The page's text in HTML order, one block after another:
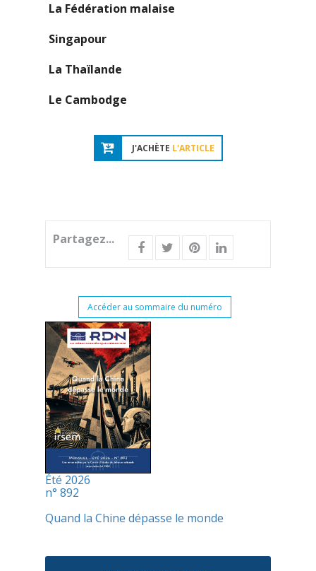
La Fédération malaise
Singapour
La Thaïlande
Le Cambodge
J'ACHÈTE L'ARTICLE
Partagez...
Accéder au sommaire du numéro
Été 2026
n° 892
Quand la Chine dépasse le monde